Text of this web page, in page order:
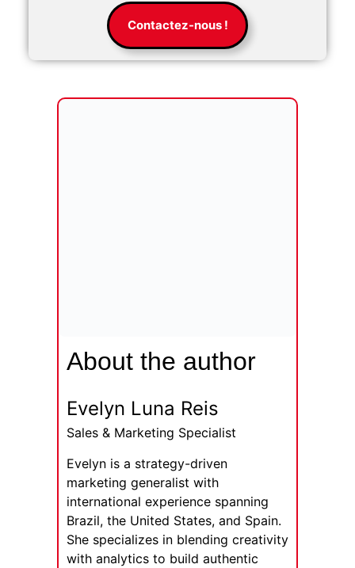
Contactez-nous !
About the author
Evelyn Luna Reis
Sales & Marketing Specialist
Evelyn is a strategy-driven
marketing generalist with
international experience spanning
Brazil, the United States, and Spain.
She specializes in blending creativity
with analytics to build authentic